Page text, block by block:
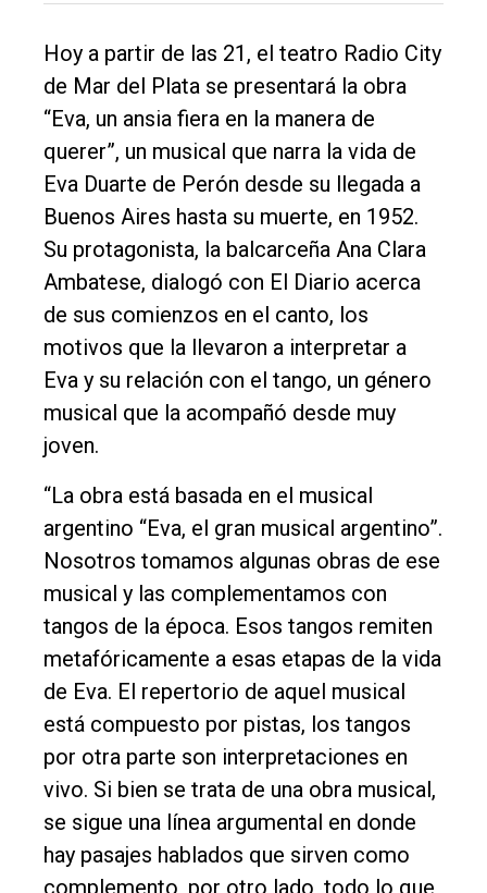
único
DIARIO
Balcarce
Inicio
Tendencia
Int.
General
Política
Cultura
Entrevistas
Rural
Deportes
Fúnebres
Edición
Empresa
Nosotros
Contacto
Hoy a partir de las 21, el teatro Radio City
de Mar del Plata se presentará la obra
“Eva, un ansia fiera en la manera de
querer”, un musical que narra la vida de
Eva Duarte de Perón desde su llegada a
Buenos Aires hasta su muerte, en 1952.
Su protagonista, la balcarceña Ana Clara
Ambatese, dialogó con El Diario acerca
de sus comienzos en el canto, los
motivos que la llevaron a interpretar a
Eva y su relación con el tango, un género
musical que la acompañó desde muy
joven.
“La obra está basada en el musical
argentino “Eva, el gran musical argentino”.
Nosotros tomamos algunas obras de ese
musical y las complementamos con
tangos de la época. Esos tangos remiten
metafóricamente a esas etapas de la vida
de Eva. El repertorio de aquel musical
está compuesto por pistas, los tangos
por otra parte son interpretaciones en
vivo. Si bien se trata de una obra musical,
se sigue una línea argumental en donde
hay pasajes hablados que sirven como